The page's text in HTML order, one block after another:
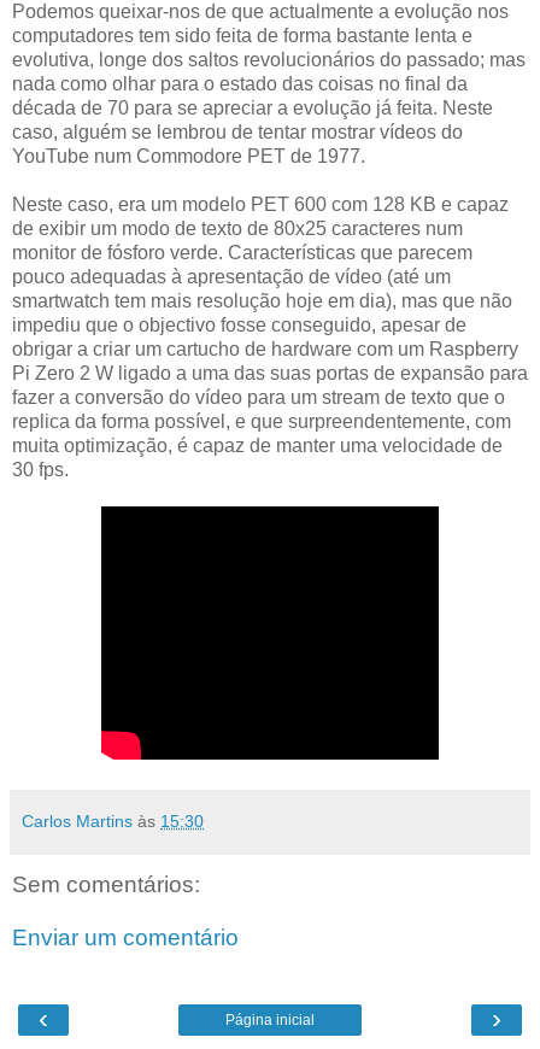
Podemos queixar-nos de que actualmente a evolução nos
computadores tem sido feita de forma bastante lenta e
evolutiva, longe dos saltos revolucionários do passado; mas
nada como olhar para o estado das coisas no final da
década de 70 para se apreciar a evolução já feita. Neste
caso, alguém se lembrou de tentar mostrar vídeos do
YouTube num Commodore PET de 1977.
Neste caso, era um modelo PET 600 com 128 KB e capaz
de exibir um modo de texto de 80x25 caracteres num
monitor de fósforo verde. Características que parecem
pouco adequadas à apresentação de vídeo (até um
smartwatch tem mais resolução hoje em dia), mas que não
impediu que o objectivo fosse conseguido, apesar de
obrigar a criar um cartucho de hardware com um Raspberry
Pi Zero 2 W ligado a uma das suas portas de expansão para
fazer a conversão do vídeo para um stream de texto que o
replica da forma possível, e que surpreendentemente, com
muita optimização, é capaz de manter uma velocidade de
30 fps.
Carlos Martins às 15:30
Sem comentários:
Enviar um comentário
‹ ›
Página inicial